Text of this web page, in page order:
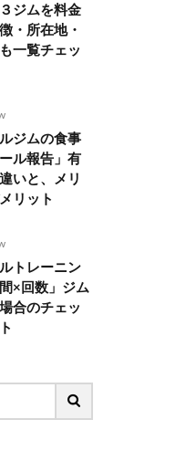
ジムを料金
・所在地・
一覧チェッ
ジムの食事
ル報告」有
いと、メリ
リット
トレーニン
×回数」ジム
合のチェッ